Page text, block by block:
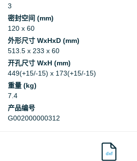
Deutsches Institut für Bautechnik, DIBt
3
密封空间 (mm)
120 x 60
外形尺寸 WxHxD (mm)
513.5 x 233 x 60
开孔尺寸 WxH (mm)
449(+15/-15) x 173(+15/-15)
重量 (kg)
7.4
产品编号
G002000000312
dxf